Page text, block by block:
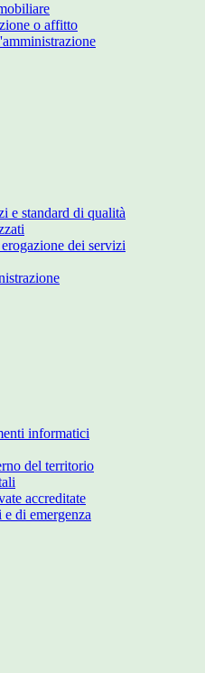
o affitto
e standard di qualità
dei servizi
informatici
del territorio
accreditate
di emergenza